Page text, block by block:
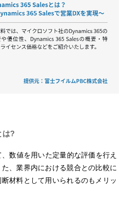
は?
数値を用いた定量的な評価を行え
、業界内における競合との比較に
材料として用いられるのもメリッ